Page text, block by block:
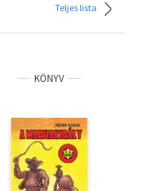
Teljes lista
KÖNYV